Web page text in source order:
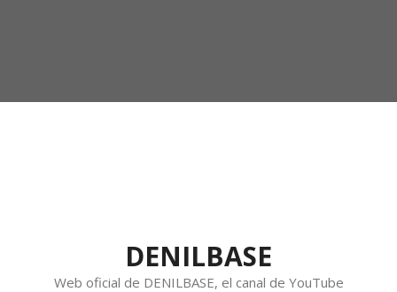
DENILBASE
Web oficial de DENILBASE, el canal de YouTube